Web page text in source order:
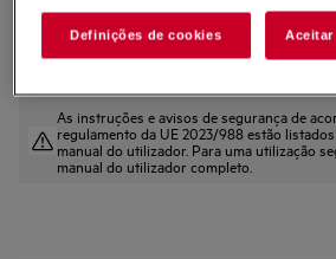
As instruções e avisos de segurança de
regulamento da UE 2023/988 estão
manual do utilizador. Para uma utilização
manual do utilizador completo.
Definições de cookies